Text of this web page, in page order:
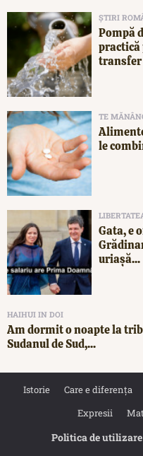
ȘTIRI
Pompă
TE
le
Gata, e
uriașă...
HAIHUI IN DOI
Am dormit o noapte la
Sudanul de Sud,...
Istorie Care e diferența
Expresii
Politica de